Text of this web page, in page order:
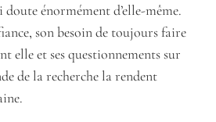
énormément d’elle-même.
son besoin de toujours faire
elle et ses questionnements sur
de la recherche la rendent